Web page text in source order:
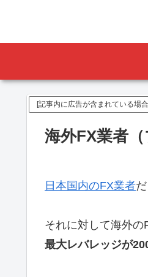
[記事内に広告が含まれている場
海外FX業者
日本国内のFX業者
それに対して海外の
最大レバレッジが